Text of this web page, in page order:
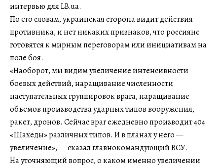
интервью для LB.ua.
По его словам, украинская сторона видит действия
противника, и нет никаких признаков, что россияне
готовятся к мирным переговорам или инициативам на
поле боя.
«Наоборот, мы видим увеличение интенсивности
боевых действий, наращивание численности
наступательных группировок врага, наращивание
объемов производства ударных типов вооружения,
ракет, дронов. Сейчас враг ежедневно производит 404
«Шахеды» различных типов. И в планах у него —
увеличение», — сказал главнокомандующий ВСУ.
На уточняющий вопрос, о каком именно увеличении